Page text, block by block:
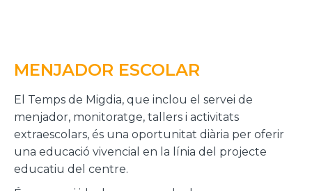
MENJADOR ESCOLAR
El Temps de Migdia, que inclou el servei de
menjador, monitoratge, tallers i activitats
extraescolars, és una oportunitat diària per oferir
una educació vivencial en la línia del projecte
educatiu del centre.